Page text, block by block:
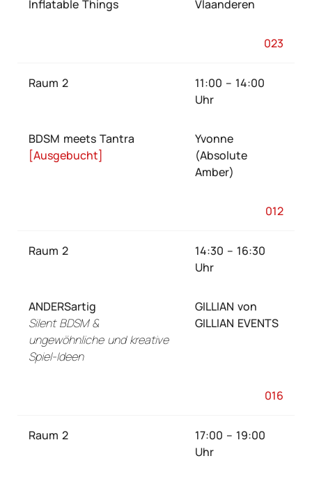
Inflatable Things
Vlaanderen
023
Raum 2
11:00 – 14:00
Uhr
BDSM meets Tantra
[Ausgebucht]
Yvonne
(Absolute
Amber)
012
Raum 2
14:30 – 16:30
Uhr
ANDERSartig
Silent BDSM &
ungewöhnliche und kreative
Spiel-Ideen
GILLIAN von
GILLIAN EVENTS
016
Raum 2
17:00 – 19:00
Uhr